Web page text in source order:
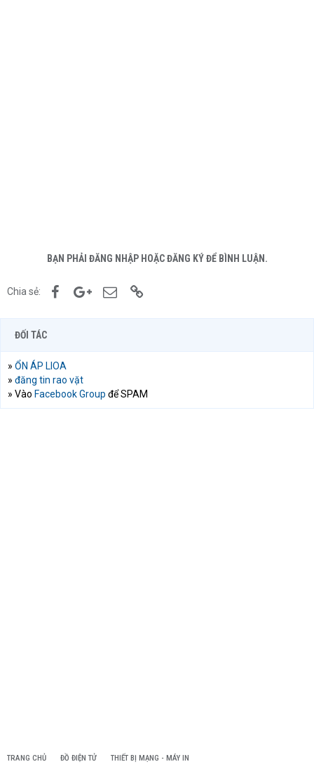
BẠN PHẢI ĐĂNG NHẬP HOẶC ĐĂNG KÝ ĐỂ BÌNH LUẬN.
Chia sẻ: FacebookGoogle+Email
ĐỐI TÁC
» ỔN ÁP LIOA
» đăng tin rao vặt
» Vào Facebook Group để SPAM
TRANG CHỦ ĐỒ ĐIỆN TỬ THIẾT BỊ MẠNG - MÁY IN